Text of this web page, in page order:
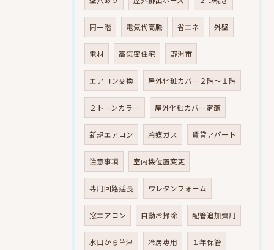
同一階 電気代高騰 省エネ 外壁
電材 高気密住宅 野洲市
エアコン交換 屋外化粧カバー２階～１階
２トーンカラー 屋外化粧カバー定額
新規エアコン 冷媒ガス 賃貸アパート
注意事項 室内機位置変更
専用回路延長 ウレタンフォーム
窓エアコン 自動お掃除 配管追加費用
水口から草津 冷房専用 １年保管